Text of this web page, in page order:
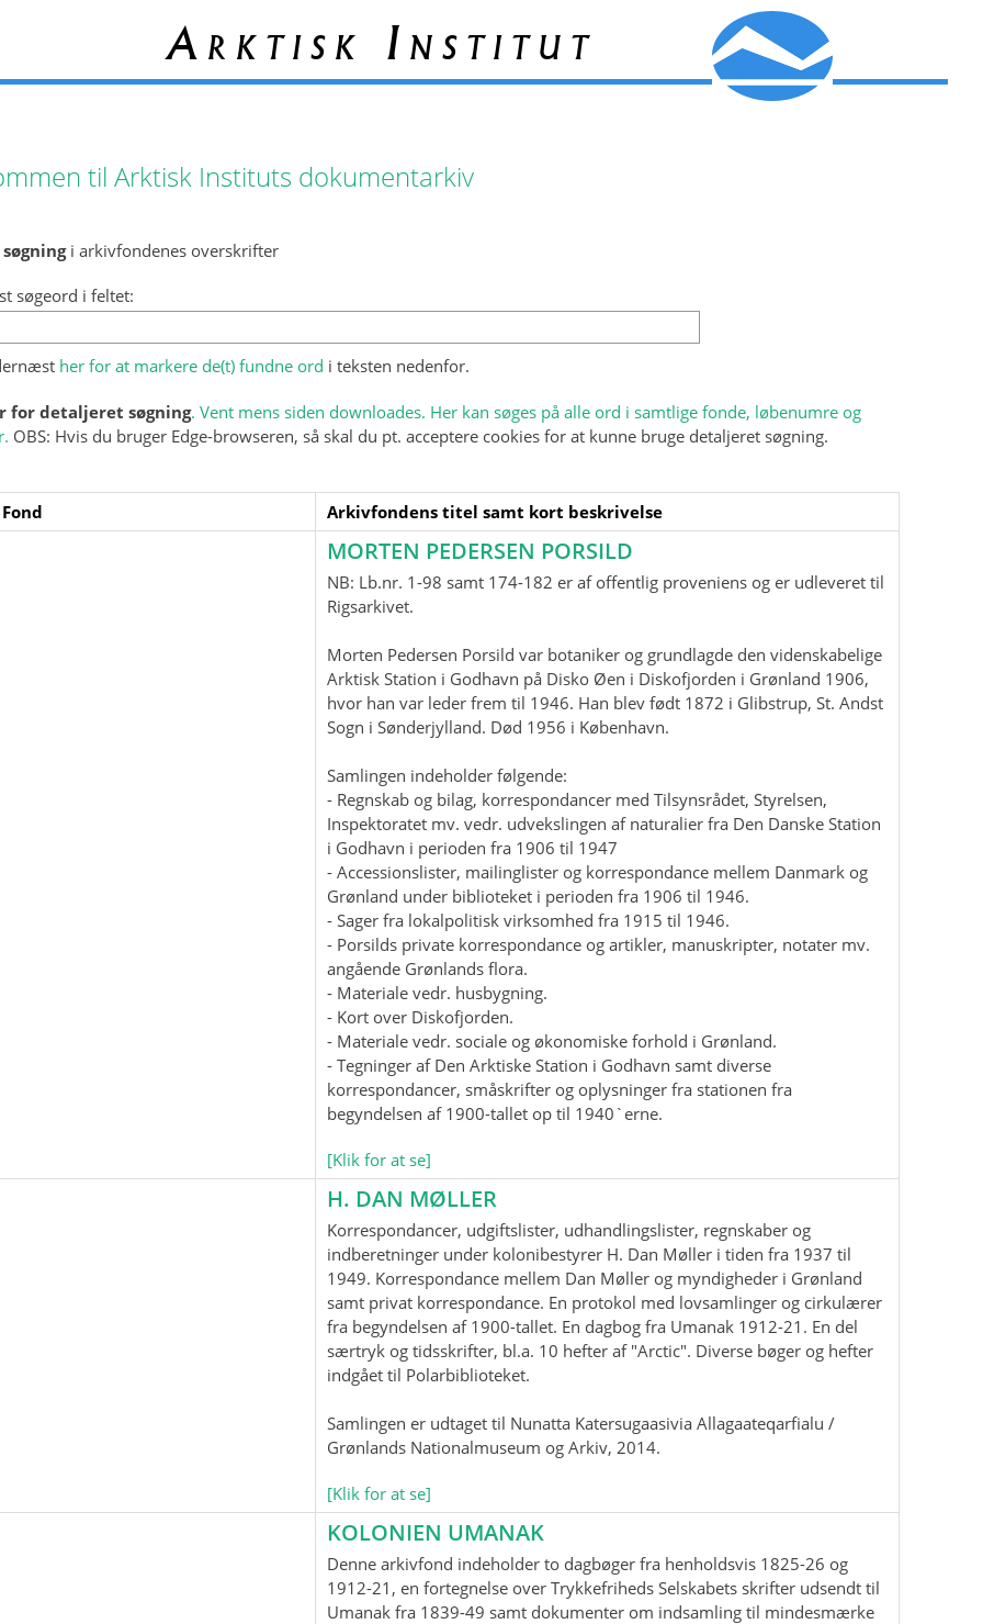
Arktisk Institut
til Arktisk Instituts dokumentarkiv
i arkivfondenes overskrifter
søgeord i feltet:
her for at markere de(t) fundne ord i teksten nedenfor.
for detaljeret søgning. Vent mens siden downloades. Her kan søges på alle ord i samtlige fonde, løbenumre og
OBS: Hvis du bruger Edge-browseren, så skal du pt. acceptere cookies for at kunne bruge detaljeret søgning.
Arkivfondens titel samt kort beskrivelse
MORTEN PEDERSEN PORSILD
NB: Lb.nr. 1-98 samt 174-182 er af offentlig proveniens og er udleveret til
Rigsarkivet.
Morten Pedersen Porsild var botaniker og grundlagde den videnskabelige
Arktisk Station i Godhavn på Disko Øen i Diskofjorden i Grønland 1906,
hvor han var leder frem til 1946. Han blev født 1872 i Glibstrup, St. Andst
Sogn i Sønderjylland. Død 1956 i København.
Samlingen indeholder følgende:
- Regnskab og bilag, korrespondancer med Tilsynsrådet, Styrelsen,
Inspektoratet mv. vedr. udvekslingen af naturalier fra Den Danske Station
i Godhavn i perioden fra 1906 til 1947
- Accessionslister, mailinglister og korrespondance mellem Danmark og
Grønland under biblioteket i perioden fra 1906 til 1946.
- Sager fra lokalpolitisk virksomhed fra 1915 til 1946.
- Porsilds private korrespondance og artikler, manuskripter, notater mv.
angående Grønlands flora.
- Materiale vedr. husbygning.
- Kort over Diskofjorden.
- Materiale vedr. sociale og økonomiske forhold i Grønland.
- Tegninger af Den Arktiske Station i Godhavn samt diverse
korrespondancer, småskrifter og oplysninger fra stationen fra
begyndelsen af 1900-tallet op til 1940`erne.
[Klik for at se]
H. DAN MØLLER
Korrespondancer, udgiftslister, udhandlingslister, regnskaber og
indberetninger under kolonibestyrer H. Dan Møller i tiden fra 1937 til
1949. Korrespondance mellem Dan Møller og myndigheder i Grønland
samt privat korrespondance. En protokol med lovsamlinger og cirkulærer
fra begyndelsen af 1900-tallet. En dagbog fra Umanak 1912-21. En del
særtryk og tidsskrifter, bl.a. 10 hefter af "Arctic". Diverse bøger og hefter
indgået til Polarbiblioteket.
Samlingen er udtaget til Nunatta Katersugaasivia Allagaateqarfialu /
Grønlands Nationalmuseum og Arkiv, 2014.
[Klik for at se]
KOLONIEN UMANAK
Denne arkivfond indeholder to dagbøger fra henholdsvis 1825-26 og
1912-21, en fortegnelse over Trykkefriheds Selskabets skrifter udsendt til
Umanak fra 1839-49 samt dokumenter om indsamling til mindesmærke